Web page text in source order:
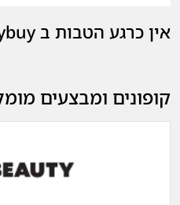
אין כרגע הטבות ב Peggybuy
קופונים ומבצעים